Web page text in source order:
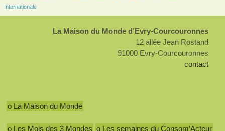
Internationale
La Maison du Monde d’Evry-Courcouronnes
12 allée Jean Rostand
91000 Evry-Courcouronnes
contact
o La Maison du Monde
o Les Mois des 3 Mondes o Les semaines du Consom’Acteur